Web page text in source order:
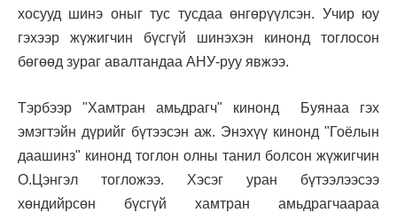
хосууд шинэ оныг тус тусдаа өнгөрүүлсэн. Учир юу
гэхээр жүжигчин бүсгүй шинэхэн кинонд тоглосон
бөгөөд зураг авалтандаа АНУ-руу явжээ.
Тэрбээр "Хамтран амьдрагч" кинонд Буянаа гэх
эмэгтэйн дүрийг бүтээсэн аж. Энэхүү кинонд "Гоёлын
даашинз" кинонд тоглон олны танил болсон жүжигчин
О.Цэнгэл тогложээ. Хэсэг уран бүтээлээсээ
хөндийрсөн бүсгүй хамтран амьдрагчаараа